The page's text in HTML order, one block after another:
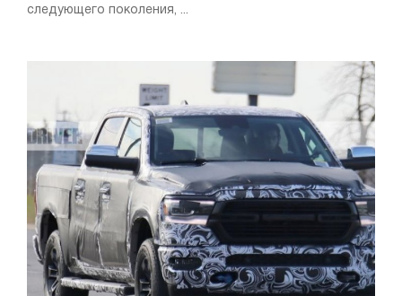
следующего поколения, ...